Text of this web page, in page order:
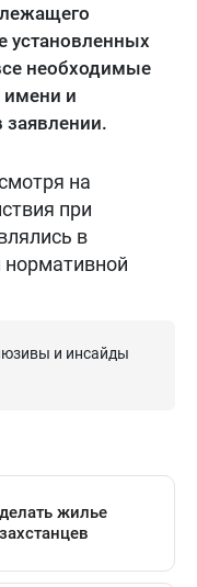
установленных
необходимые
и
заявлении.
на
при
в
нормативной
и инсайды